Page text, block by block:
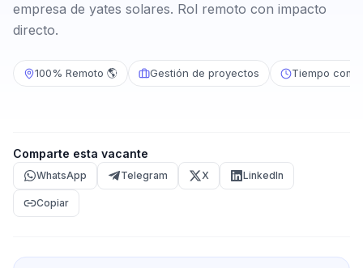
empresa de yates solares. Rol remoto con impacto
directo.
100% Remoto 🌎 Gestión de proyectos Tiempo
Comparte esta vacante
WhatsApp Telegram X LinkedIn
Copiar